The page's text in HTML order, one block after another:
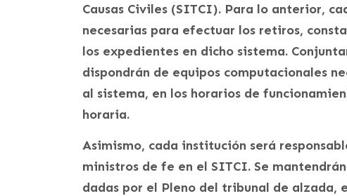
Causas Civiles (SITCI). Para lo anterior,
necesarias para efectuar los retiros,
los expedientes en dicho sistema.
dispondrán de equipos computacionales
al sistema, en los horarios de
horaria.
Asimismo, cada institución será
ministros de fe en el SITCI. Se
dadas por el Pleno del tribunal de alzada,